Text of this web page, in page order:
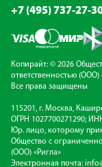
+7 (495) 737-27-
Копирайт: © 2026
ответственностью (ООО)
Все права защищены
115201, г. Москва,
ОГРН 1027700271290;
Юр. лицо, которому
Общество с
(ООО) «Ригла»
Электронная почта: